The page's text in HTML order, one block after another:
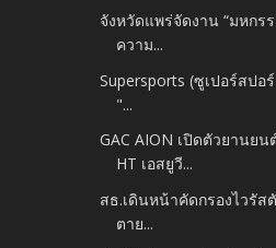
จังหวัดแพร่จัดงาน “มหกร
ความ...
Supersports (ซูเปอร์สป
"...
GAC AION เปิดตัวยานย
HT เอสยูวี...
สธ.เดินหน้าคัดกรองไวรั
ตาย...